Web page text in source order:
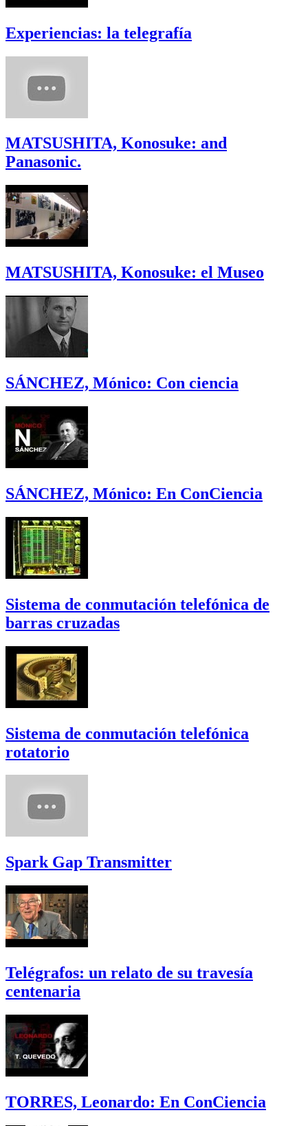
Experiencias: la telegrafía
MATSUSHITA, Konosuke: and
Panasonic.
MATSUSHITA, Konosuke: el Museo
SÁNCHEZ, Mónico: Con ciencia
SÁNCHEZ, Mónico: En ConCiencia
Sistema de conmutación telefónica de
barras cruzadas
Sistema de conmutación telefónica
rotatorio
Spark Gap Transmitter
Telégrafos: un relato de su travesía
centenaria
TORRES, Leonardo: En ConCiencia